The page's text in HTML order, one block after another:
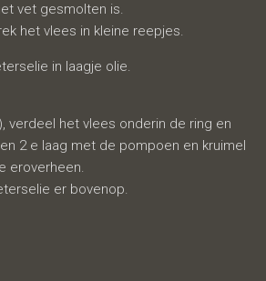
vet gesmolten is.
het vlees in kleine reepjes.
in laagje olie.
verdeel het vlees onderin de ring en
2 e laag met de pompoen en kruimel
eroverheen.
er bovenop.